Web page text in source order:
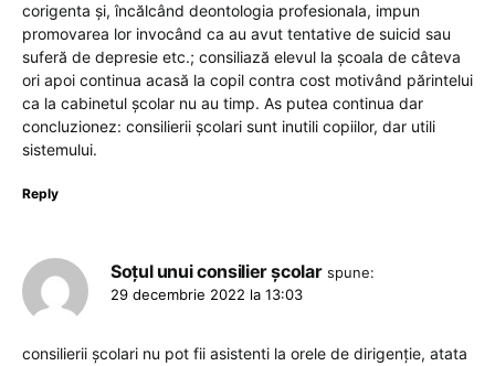
corigenta și, încălcând deontologia profesionala, impun
promovarea lor invocând ca au avut tentative de suicid sau
suferă de depresie etc.; consiliază elevul la școala de câteva
ori apoi continua acasă la copil contra cost motivând părintelui
ca la cabinetul școlar nu au timp. As putea continua dar
concluzionez: consilierii școlari sunt inutili copiilor, dar utili
sistemului.
Reply
Soțul unui consilier școlar spune:
29 decembrie 2022 la 13:03
consilierii școlari nu pot fii asistenti la orele de dirigenție, atata